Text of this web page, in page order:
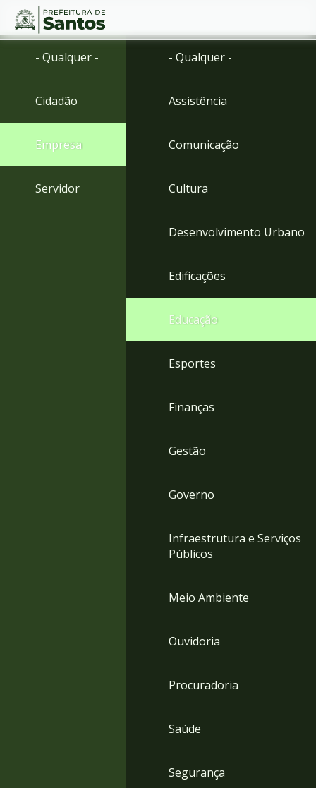
Ir
Ir
menu
Conteúdo
- Qualquer -
Cidadão
Empresa
Servidor
- Qualquer -
Assistência
Comunicação
Cultura
Desenvolvimento Urbano
Edificações
Educação
Esportes
Finanças
Gestão
Governo
Infraestrutura e Serviços
Públicos
Meio Ambiente
Ouvidoria
Procuradoria
Saúde
Segurança